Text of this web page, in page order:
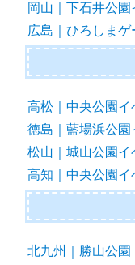
岡山｜下石井公園
広島｜ひろしまゲ
高松｜中央公園イ
徳島｜藍場浜公園
松山｜城山公園イ
高知｜中央公園イ
北九州｜勝山公園